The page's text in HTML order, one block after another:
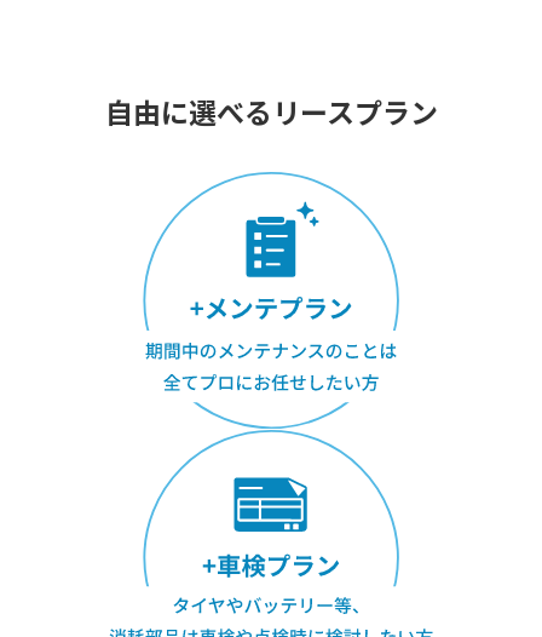
自由に選べるリースプラン